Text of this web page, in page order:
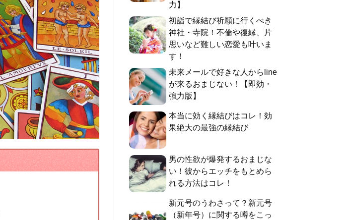
力】
初詣で縁結び祈願に行くべき
神社・寺院！不倫や復縁、片
思いなど難しい恋愛も叶いま
す！
未来メールで好きな人からline
が来るおまじない！【即効・
強力版】
本当に効く縁結びはコレ！効
果絶大の最強の縁結び
男の性欲が爆発するおまじな
い！彼からエッチをもとめら
れる方法はコレ！
新元号のうわさって？新元号
（新年号）に関する噂をこっ